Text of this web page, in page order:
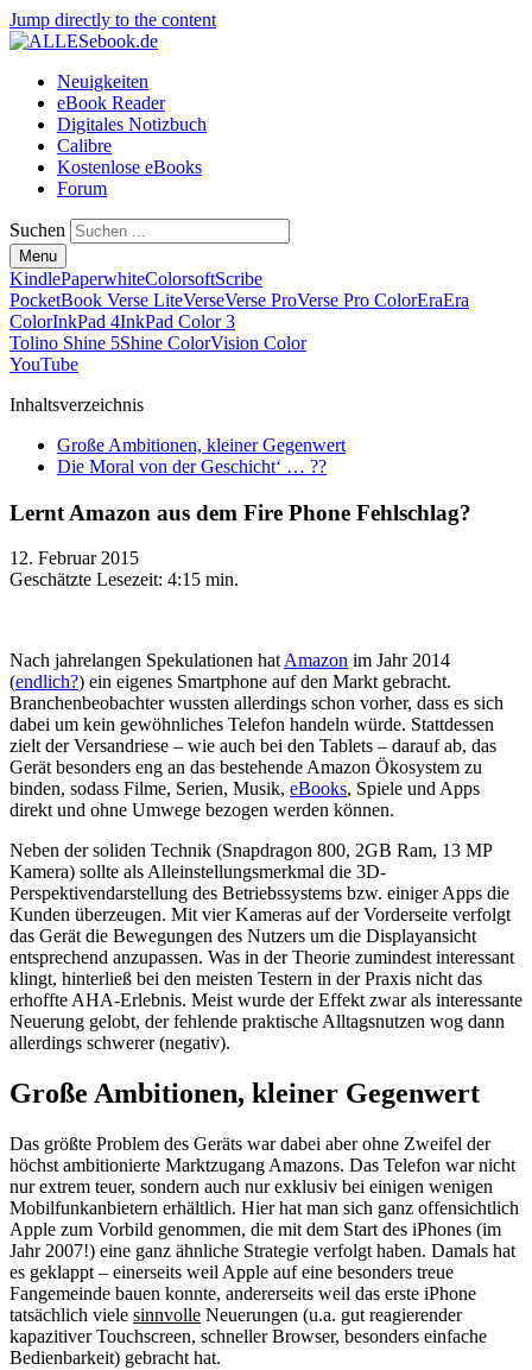
Jump directly to the content
Neuigkeiten
eBook Reader
Digitales Notizbuch
Calibre
Kostenlose eBooks
Forum
Suchen
Menu
KindlePaperwhiteColorsoftScribe
PocketBook Verse LiteVerseVerse ProVerse Pro ColorEraEra
ColorInkPad 4InkPad Color 3
Tolino Shine 5Shine ColorVision Color
YouTube
Inhaltsverzeichnis
Große Ambitionen, kleiner Gegenwert
Die Moral von der Geschicht‘ … ??
Lernt Amazon aus dem Fire Phone Fehlschlag?
12. Februar 2015
Geschätzte Lesezeit: 4:15 min.
Nach jahrelangen Spekulationen hatAmazon im Jahr 2014
(endlich?) ein eigenes Smartphone auf den Markt gebracht.
Branchenbeobachter wussten allerdings schon vorher, dass es sich
dabei um kein gewöhnliches Telefon handeln würde. Stattdessen
zielt der Versandriese – wie auch bei den Tablets – darauf ab, das
Gerät besonders eng an das bestehende Amazon Ökosystem zu
binden, sodass Filme, Serien, Musik, eBooks, Spiele und Apps
direkt und ohne Umwege bezogen werden können.
Neben der soliden Technik (Snapdragon 800, 2GB Ram, 13 MP
Kamera) sollte als Alleinstellungsmerkmal die 3D-
Perspektivendarstellung des Betriebssystems bzw. einiger Apps die
Kunden überzeugen. Mit vier Kameras auf der Vorderseite verfolgt
das Gerät die Bewegungen des Nutzers um die Displayansicht
entsprechend anzupassen. Was in der Theorie zumindest interessant
klingt, hinterließ bei den meisten Testern in der Praxis nicht das
erhoffte AHA-Erlebnis. Meist wurde der Effekt zwar als interessante
Neuerung gelobt, der fehlende praktische Alltagsnutzen wog dann
allerdings schwerer (negativ).
Große Ambitionen, kleiner Gegenwert
Das größte Problem des Geräts war dabei aber ohne Zweifel der
höchst ambitionierte Marktzugang Amazons. Das Telefon war nicht
nur extrem teuer, sondern auch nur exklusiv bei einigen wenigen
Mobilfunkanbietern erhältlich. Hier hat man sich ganz offensichtlich
Apple zum Vorbild genommen, die mit dem Start des iPhones (im
Jahr 2007!) eine ganz ähnliche Strategie verfolgt haben. Damals hat
es geklappt – einerseits weil Apple auf eine besonders treue
Fangemeinde bauen konnte, andererseits weil das erste iPhone
tatsächlich viele sinnvolle Neuerungen (u.a. gut reagierender
kapazitiver Touchscreen, schneller Browser, besonders einfache
Bedienbarkeit) gebracht hat.